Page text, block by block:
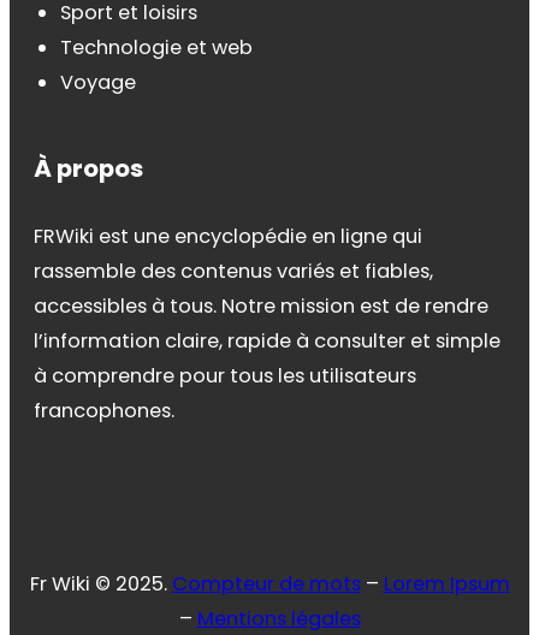
Sport et loisirs
Technologie et web
Voyage
À propos
FRWiki est une encyclopédie en ligne qui
rassemble des contenus variés et fiables,
accessibles à tous. Notre mission est de rendre
l’information claire, rapide à consulter et simple
à comprendre pour tous les utilisateurs
francophones.
Fr Wiki © 2025. Compteur de mots– Lorem Ipsum
– Mentions légales